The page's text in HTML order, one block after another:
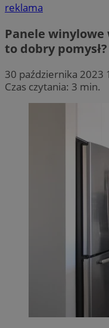
reklama
Panele winylowe
to dobry pomysł?
30 października 2023
Czas czytania: 3 min.